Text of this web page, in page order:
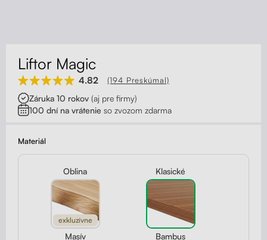
Stojany na monitor - Riser
Skrinky so zásuvkami a zásuvky
Akustické paravány
Opierky
Liftor Magic
4.82 (194 Preskúmal)
Záruka 10 rokov (aj pre firmy)
100 dní na vrátenie so zvozom zdarma
Materiál
Oblina
exkluzívne
Klasické
Masív Bambus